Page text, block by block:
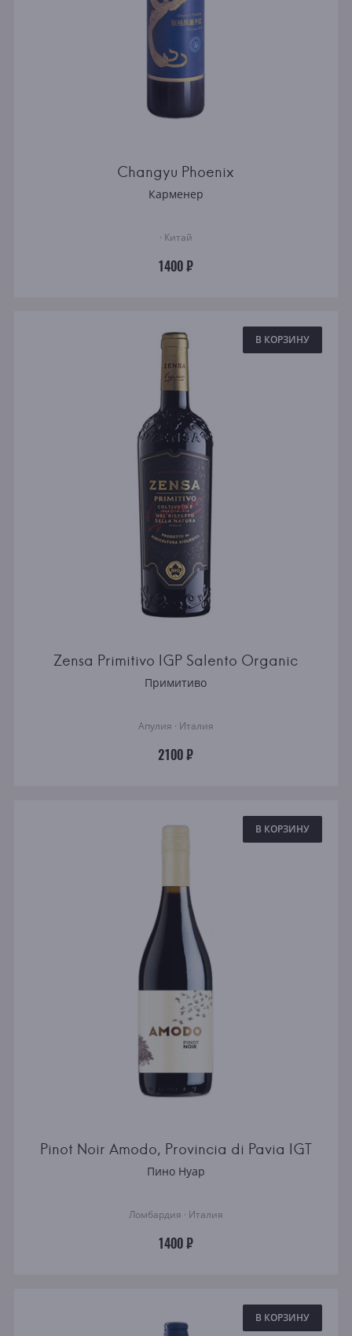
Changyu Phoenix
Карменер
· Китай
1400 ₽
В КОРЗИНУ
Zensa Primitivo IGP Salento Organic
Примитиво
Апулия · Италия
2100 ₽
В КОРЗИНУ
Pinot Noir Amodo, Provincia di Pavia IGT
Пино Нуар
Ломбардия · Италия
1400 ₽
В КОРЗИНУ